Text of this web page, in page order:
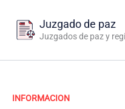
contenido
Juzgado de paz
Juzgados de paz y
INFORMACION